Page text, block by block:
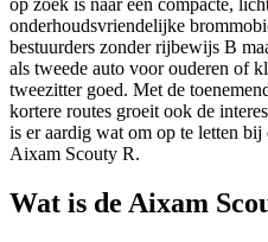
onderhoudsvriendelijke
bestuurders zonder rijbewijs B
als tweede auto voor ouderen of
tweezitter goed. Met de
kortere routes groeit ook de
is er aardig wat om op te letten bij
Aixam Scouty R.
Wat is de Aixam